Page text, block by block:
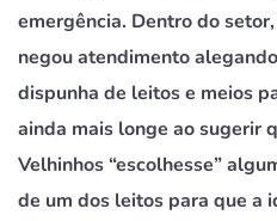
emergência. Dentro do
negou atendimento
dispunha de leitos e meios
ainda mais longe ao sugerir
Velhinhos “escolhesse”
de um dos leitos para que a